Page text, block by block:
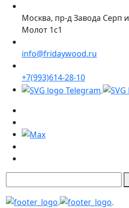
Москва, пр-д Завода Серп и
Молот 1с1
info@fridaywood.ru
+7(993)614-28-10